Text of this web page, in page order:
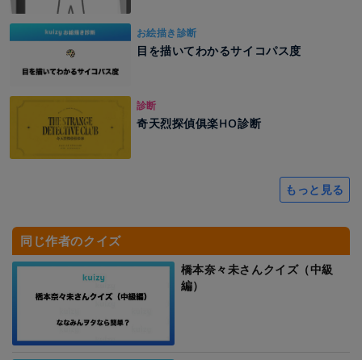
お絵描き診断
目を描いてわかるサイコパス度
診断
奇天烈探偵俱楽HO診断
もっと見る
同じ作者のクイズ
橋本奈々未さんクイズ（中級
編）